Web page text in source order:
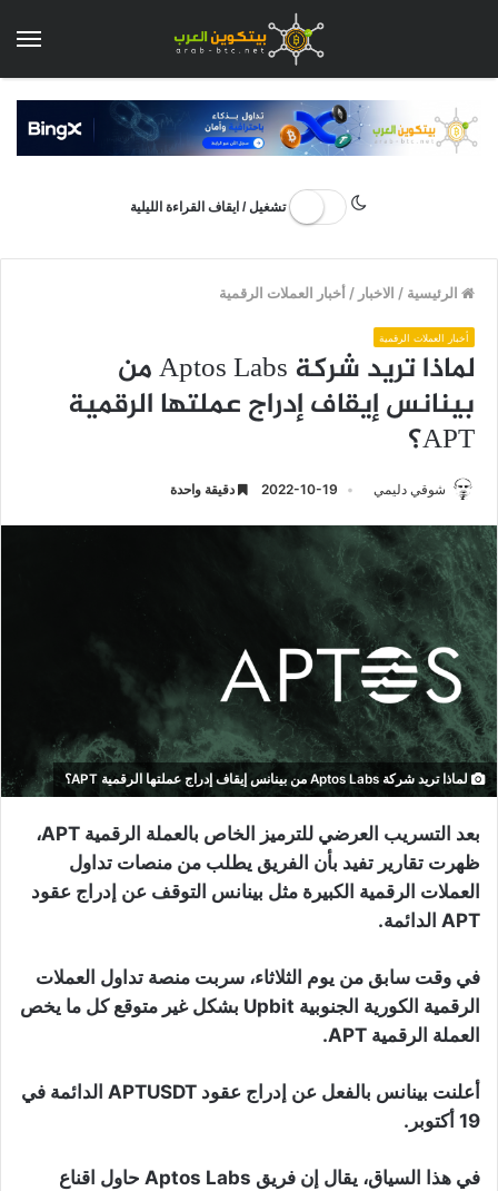
تشغيل / ايقاف القراءة الليلية
الرئيسية / الاخبار /أخبار العملات الرقمية
أخبار العملات الرقمية
لماذا تريد شركة Aptos Labs من
بينانس إيقاف إدراج عملتها الرقمية
APT؟
شوقي دليمي 2022-10-19 دقيقة واحدة
لماذا تريد شركة Aptos Labs من بينانس إيقاف إدراج عملتها الرقمية APT؟
بعد التسريب العرضي للترميز الخاص بالعملة الرقمية APT،
ظهرت تقارير تفيد بأن الفريق يطلب من منصات تداول
العملات الرقمية الكبيرة مثل بينانس التوقف عن إدراج عقود
APT الدائمة.
في وقت سابق من يوم الثلاثاء، سربت منصة تداول العملات
الرقمية الكورية الجنوبية Upbit بشكل غير متوقع كل ما يخص
العملة الرقمية APT.
أعلنت بينانس بالفعل عن إدراج عقود APTUSDT الدائمة في
19 أكتوبر.
في هذا السياق، يقال إن فريق Aptos Labs حاول اقناع